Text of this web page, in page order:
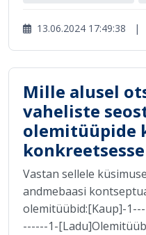
13.06.2024 17:49:38 |
Mille alusel
vaheliste
olemitüüpide
Vastan sellele
andmebaasi
olemitüübid:[Kaup]-
------1-